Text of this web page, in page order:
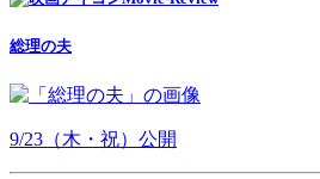
総理の夫
9/23（木・祝）公開